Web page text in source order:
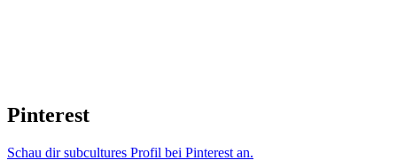
Pinterest
Schau dir subcultures Profil bei Pinterest an.